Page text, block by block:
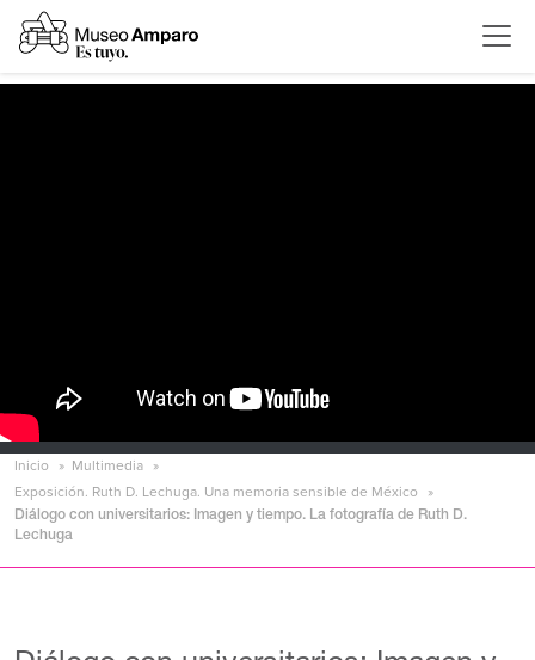
Inicio
Multimedia
Exposición. Ruth D. Lechuga. Una memoria sensible de México
Diálogo con universitarios: Imagen y tiempo. La fotografía de Ruth D.
Lechuga